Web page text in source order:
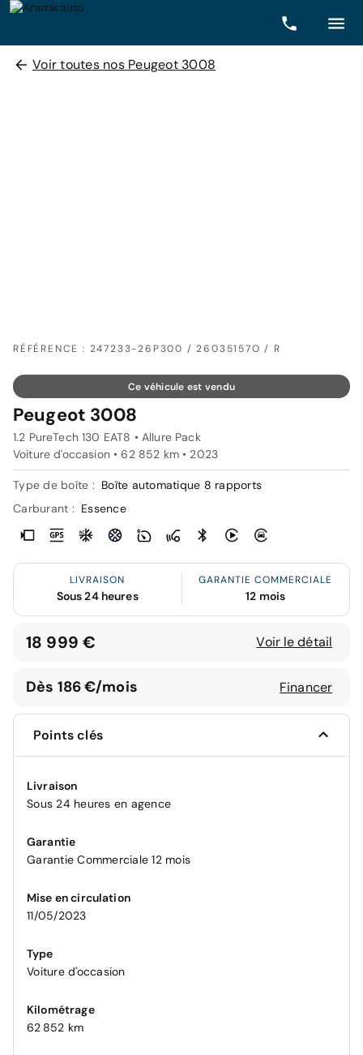
Voir toutes nos Peugeot 3008
RÉFÉRENCE : 247233-26P300 / 26035157O / R
Ce véhicule est vendu
Peugeot 3008
1.2 PureTech 130 EAT8 • Allure Pack
Voiture d'occasion • 62 852 km • 2023
Type de boîte : Boîte automatique 8 rapports
Carburant : Essence
LIVRAISON
Sous 24 heures
GARANTIE COMMERCIALE
12 mois
18 999 € Voir le détail
Dès 186 €/mois Financer
Points clés
Livraison
Sous 24 heures en agence
Garantie
Garantie Commerciale 12 mois
Mise en circulation
11/05/2023
Type
Voiture d'occasion
Kilométrage
62 852 km